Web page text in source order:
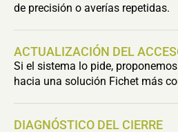
de precisión o averías repetidas.
ACTUALIZACIÓN DEL
Si el sistema lo pide,
hacia una solución Fichet más
DIAGNÓSTICO DEL CIERRE